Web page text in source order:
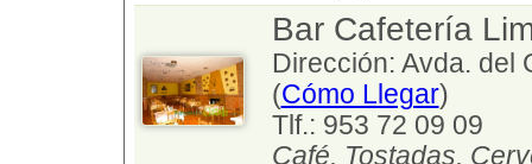
Bar Cafetería
Dirección: Avda. del
(Cómo Llegar)
Tlf.: 953 72 09 09
Café, Tostadas,